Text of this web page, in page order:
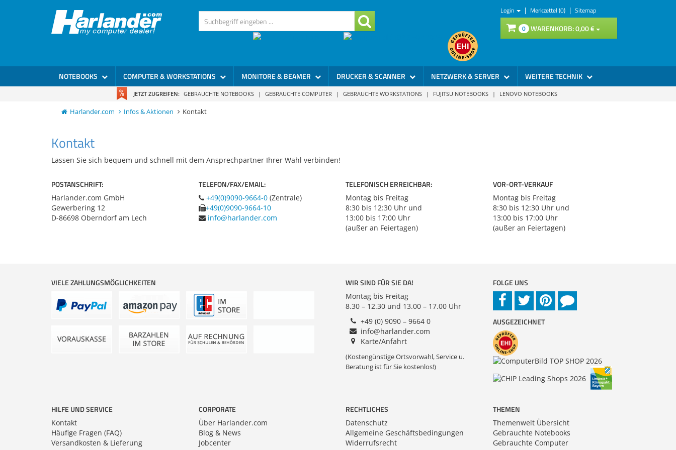
Login | Merkzettel (0) | Sitemap
0 WARENKORB:0,00€
NOTEBOOKS COMPUTER & WORKSTATIONS MONITORE & BEAMER DRUCKER & SCANNER NETZWERK & SERVER WEITERE TECHNIK
JETZT ZUGREIFEN: GEBRAUCHTE NOTEBOOKS | GEBRAUCHTE COMPUTER | GEBRAUCHTE WORKSTATIONS | FUJITSU NOTEBOOKS | LENOVO NOTEBOOKS
Harlander.com Infos & Aktionen Kontakt
Kontakt
Kontakt
Lassen Sie sich bequem und schnell mit dem Ansprechpartner Ihrer Wahl verbinden!
POSTANSCHRIFT:
Harlander.com GmbH
Gewerbering 12
D-86698 Oberndorf am Lech
TELEFON/FAX/EMAIL:
+49(0)9090-9664-0(Zentrale)
+49(0)9090-9664-10
info@harlander.com
TELEFONISCH ERREICHBAR:
Montag bis Freitag
8:30 bis 12:30 Uhr und
13:00 bis 17:00 Uhr
(außer an Feiertagen)
VOR-ORT-VERKAUF
Montag bis Freitag
8:30bis 12:30 Uhrund
13:00bis 17:00 Uhr
(außer an Feiertagen)
VIELE ZAHLUNGSMÖGLICHKEITEN WIR SIND FÜR SIE DA!
Montag bis Freitag
8.30 – 12.30 und 13.00 – 17.00 Uhr
+49 (0) 9090 – 9664 0
info@harlander.com
Karte/Anfahrt
(Kostengünstige Ortsvorwahl, Service u.
Beratung ist für Sie kostenlos!)
FOLGE UNS
AUSGEZEICHNET
HILFE UND SERVICE
Kontakt
Häufige Fragen (FAQ)
Versandkosten & Lieferung
CORPORATE
Über Harlander.com
Blog & News
Jobcenter
RECHTLICHES
Datenschutz
Allgemeine Geschäftsbedingungen
Widerrufsrecht
THEMEN
Themenwelt Übersicht
Gebrauchte Notebooks
Gebrauchte Computer